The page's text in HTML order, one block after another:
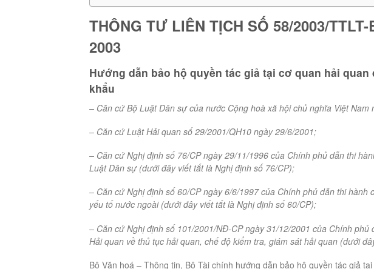
THÔNG TƯ LIÊN TỊCH SỐ 58/2003/
2003
Hướng dẫn bảo hộ quyền tác giả tại cơ quan hải
khẩu
– Căn cứ Bộ Luật Dân sự của nước Cộng hoà xã hội chủ nghĩa Việt Nam
– Căn cứ Luật Hải quan số 29/2001/QH10 ngày 29/6/2001;
– Căn cứ Nghị định số 76/CP ngày 29/11/1996 của Chính phủ dẫn thi
Luật Dân sự (dưới đây viết tắt là Nghị định số 76/CP);
– Căn cứ Nghị định số 60/CP ngày 6/6/1997 của Chính phủ dẫn thi
yếu tố nước ngoài (dưới đây viết tắt là Nghị định số 60/CP);
– Căn cứ Nghị định số 101/2001/NĐ-CP ngày 31/12/2001 của Chính
Hải quan về thủ tục hải quan, chế độ kiểm tra, giám sát hải quan (dưới
Bộ Văn hoá – Thông tin, Bộ Tài chính hướng dẫn bảo hộ quyền tác giả